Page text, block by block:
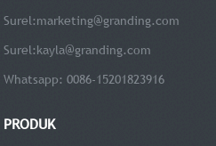
Surel:marketing@granding.com
Surel:kayla@granding.com
Whatsapp: 0086-15201823916
PRODUK